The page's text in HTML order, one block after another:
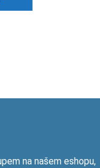
na našem eshopu,